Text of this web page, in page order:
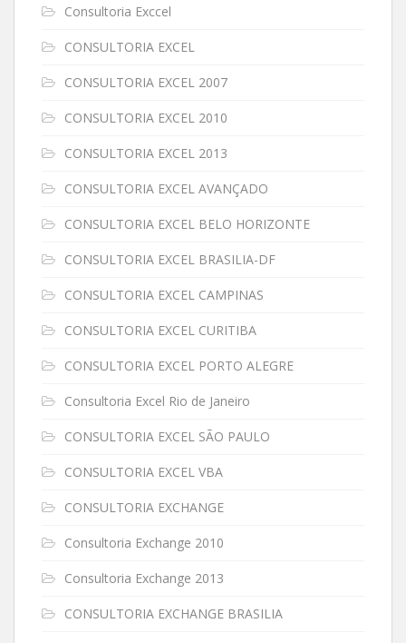
Consultoria Exccel
CONSULTORIA EXCEL
CONSULTORIA EXCEL 2007
CONSULTORIA EXCEL 2010
CONSULTORIA EXCEL 2013
CONSULTORIA EXCEL AVANÇADO
CONSULTORIA EXCEL BELO HORIZONTE
CONSULTORIA EXCEL BRASILIA-DF
CONSULTORIA EXCEL CAMPINAS
CONSULTORIA EXCEL CURITIBA
CONSULTORIA EXCEL PORTO ALEGRE
Consultoria Excel Rio de Janeiro
CONSULTORIA EXCEL SÃO PAULO
CONSULTORIA EXCEL VBA
CONSULTORIA EXCHANGE
Consultoria Exchange 2010
Consultoria Exchange 2013
CONSULTORIA EXCHANGE BRASILIA